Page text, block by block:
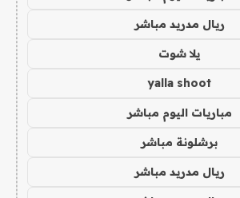
ريال مدريد مباشر
يلا شوت
yalla shoot
مباريات اليوم مباشر
برشلونة مباشر
ريال مدريد مباشر